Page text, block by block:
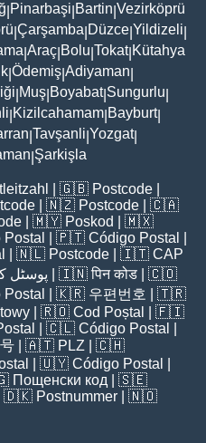
Pinarbaşi Bartin Vezirköprü
Çarşamba Düzce Yildizeli
Araç Bolu Tokat| Kütahya
Ödemiş Adiyaman
Muş Boyabat| Sungurlu
Kizilcahamam Bayburt|
Tavşanli Yozgat|
Şarkişla
| 🇬🇧 Postcode
| 🇳🇿 Postcode | 🇨🇦
| 🇲🇾 Poskod
| 🇲🇽
| 🇵🇹 Código Postal
| 🇳🇱 Postcode | 🇮🇹 CAP
پوسٹل | 🇮🇳पिन कोड | 🇨🇴
| 🇰🇷 우편번호
| 🇹🇷
| 🇷🇴 Cod Poștal
| 🇫🇮
| 🇨🇱 Código Postal
| 🇦🇹 PLZ | 🇨🇭
| 🇺🇾 Código Postal
Пощенски код | 🇸🇪
| 🇩🇰 Postnummer | 🇳🇴